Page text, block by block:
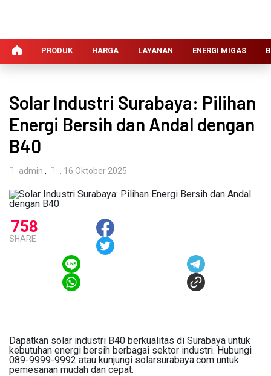
PRODUK HARGA LAYANAN ENERGI MIGAS
Solar Industri Surabaya: Pilihan
Energi Bersih dan Andal dengan
B40
admin , , 16 Oktober 2025
758
SHARE
Dapatkan solar industri B40 berkualitas di Surabaya untuk
kebutuhan energi bersih berbagai sektor industri. Hubungi
089-9999-9992 atau kunjungi solarsurabaya.com untuk
pemesanan mudah dan cepat.